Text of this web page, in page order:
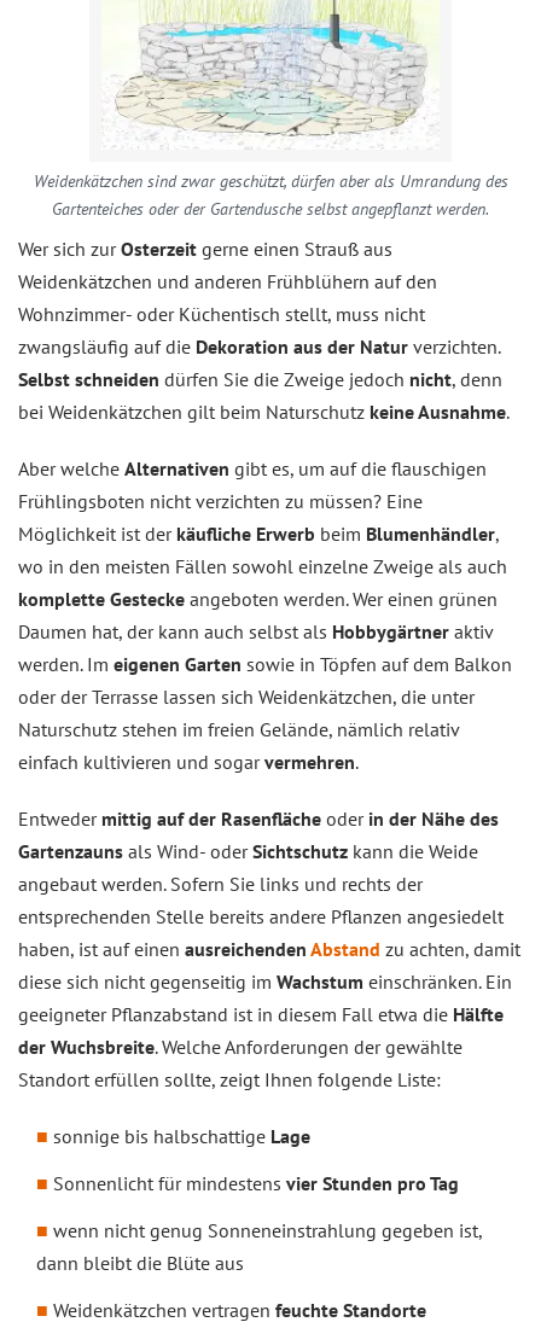
Weidenkätzchen sind zwar geschützt, dürfen aber als Umrandung des
Gartenteiches oder der Gartendusche selbst angepflanzt werden.
Wer sich zurOsterzeit gerne einen Strauß aus
Weidenkätzchen und anderen Frühblühern auf den
Wohnzimmer- oder Küchentisch stellt, muss nicht
zwangsläufig auf die Dekoration aus der Natur verzichten.
Selbst schneiden dürfen Sie die Zweige jedoch nicht, denn
bei Weidenkätzchen gilt beim Naturschutz keine Ausnahme.
Aber welche Alternativen gibt es, um auf die flauschigen
Frühlingsboten nicht verzichten zu müssen? Eine
Möglichkeit ist der käufliche Erwerb beim Blumenhändler,
wo in den meisten Fällen sowohl einzelne Zweige als auch
komplette Gestecke angeboten werden. Wer einen grünen
Daumen hat, der kann auch selbst als Hobbygärtner aktiv
werden. Im eigenen Garten sowie in Töpfen auf dem Balkon
oder der Terrasse lassen sich Weidenkätzchen, die unter
Naturschutz stehen im freien Gelände, nämlich relativ
einfach kultivieren und sogarvermehren.
Entweder mittig auf der Rasenfläche oder in der Nähe des
Gartenzauns als Wind- oderSichtschutz kann die Weide
angebaut werden. Sofern Sie links und rechts der
entsprechenden Stelle bereits andere Pflanzen angesiedelt
haben, ist auf einen ausreichenden Abstand zu achten, damit
diese sich nicht gegenseitig im Wachstum einschränken. Ein
geeigneter Pflanzabstand ist in diesem Fall etwa die Hälfte
der Wuchsbreite. Welche Anforderungen der gewählte
Standort erfüllen sollte, zeigt Ihnen folgende Liste:
sonnige bis halbschattige Lage
Sonnenlicht für mindestens vier Stunden pro Tag
wenn nicht genug Sonneneinstrahlung gegeben ist,
dann bleibt die Blüte aus
Weidenkätzchen vertragen feuchte Standorte